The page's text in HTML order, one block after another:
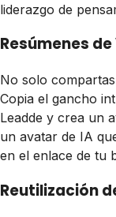
liderazgo de
Resúmenes
No solo
Copia el gancho
Leadde y crea un
un avatar de IA
en el enlace de tu
Reutilización